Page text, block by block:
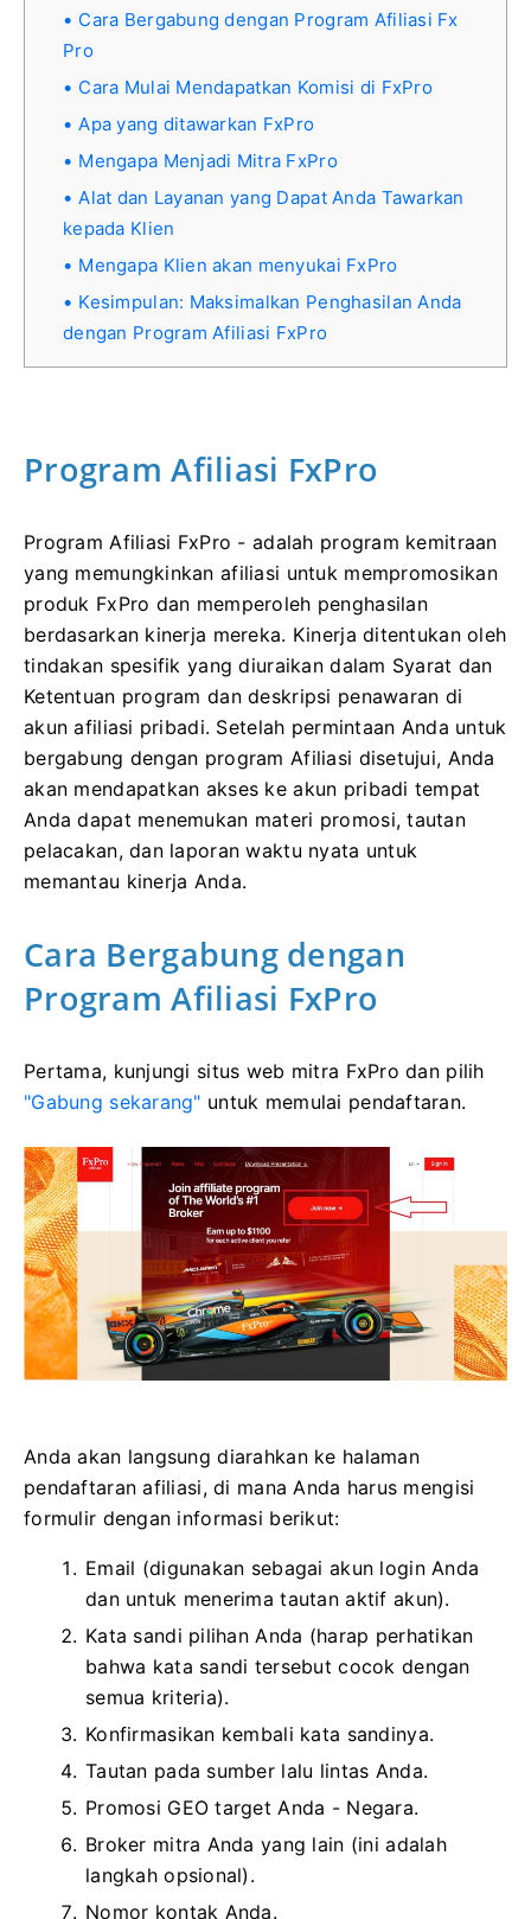
Cara Bergabung dengan Program Afiliasi Fx
Pro
Cara Mulai Mendapatkan Komisi di FxPro
Apa yang ditawarkan FxPro
Mengapa Menjadi Mitra FxPro
Alat dan Layanan yang Dapat Anda Tawarkan
kepada Klien
Mengapa Klien akan menyukai FxPro
Kesimpulan: Maksimalkan Penghasilan Anda
dengan Program Afiliasi FxPro
Program Afiliasi FxPro
Program Afiliasi FxPro - adalah program kemitraan
yang memungkinkan afiliasi untuk mempromosikan
produk FxPro dan memperoleh penghasilan
berdasarkan kinerja mereka. Kinerja ditentukan oleh
tindakan spesifik yang diuraikan dalam Syarat dan
Ketentuan program dan deskripsi penawaran di
akun afiliasi pribadi. Setelah permintaan Anda untuk
bergabung dengan program Afiliasi disetujui, Anda
akan mendapatkan akses ke akun pribadi tempat
Anda dapat menemukan materi promosi, tautan
pelacakan, dan laporan waktu nyata untuk
memantau kinerja Anda.
Cara Bergabung dengan
Program Afiliasi FxPro
Pertama, kunjungi situs web mitra FxPro dan pilih
"Gabung sekarang" untuk memulai pendaftaran.
Anda akan langsung diarahkan ke halaman
pendaftaran afiliasi, di mana Anda harus mengisi
formulir dengan informasi berikut:
Email (digunakan sebagai akun login Anda
dan untuk menerima tautan aktif akun).
Kata sandi pilihan Anda (harap perhatikan
bahwa kata sandi tersebut cocok dengan
semua kriteria).
Konfirmasikan kembali kata sandinya.
Tautan pada sumber lalu lintas Anda.
Promosi GEO target Anda - Negara.
Broker mitra Anda yang lain (ini adalah
langkah opsional).
Nomor kontak Anda.